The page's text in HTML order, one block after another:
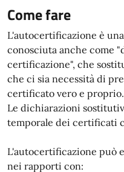
Come fare
L'autocertificazione è
conosciuta anche come
certificazione", che
che ci sia necessità di
certificato vero e proprio.
Le dichiarazioni
temporale dei certificati
L'autocertificazione può
nei rapporti con: